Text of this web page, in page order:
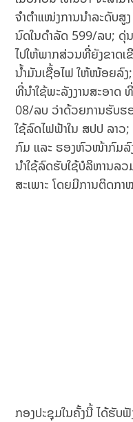
ຈໍາຕຳແໜ່ງການນຳລະດັບສູ
ນົດໃນດຳລັດ 599/ລບ;
ໄປໃຫ້ພາກສ່ວນທີ່ຍັງຂາດ
ນໍ້າມັນເຊື້ອໄຟ ໃຫ້ໜ້ອຍລົງ
ທີ່ນຳໃຊ້ພະລັງງານສະອາ
08/ລບ ວ່າດ້ວຍການຮັບຮອ
ໃຊ້ລົດໄຟຟ້າໃນ ສປປ ລາ
ກົມ ແລະ ຮອງຫົວໜ້າກົມລົ
ນຳໃຊ້ລົດຮັບໃຊ້ບໍລິຫານລ
ສະເພາະ ໂດຍມີການຕິດກ
ກອງປະຊຸມໃນຄັ້ງນີ້ ໄດ້ຮັບ